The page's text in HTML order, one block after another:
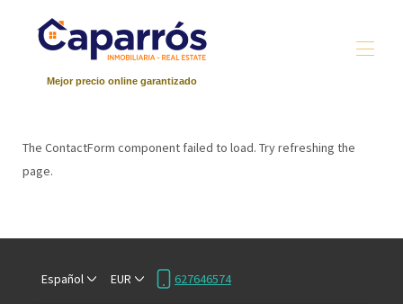
Mejor precio online garantizado
Contáctenos
The ContactForm component failed to load. Try refreshing the
page.
Español EUR 627646574